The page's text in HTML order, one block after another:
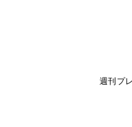
週刊プ